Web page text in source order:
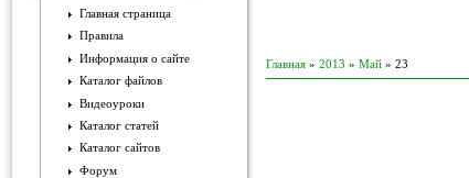
Главная страница
Правила
Информация о сайте
Каталог файлов
Видеоуроки
Каталог статей
Каталог сайтов
Форум
Главная » 2013 » Май » 23